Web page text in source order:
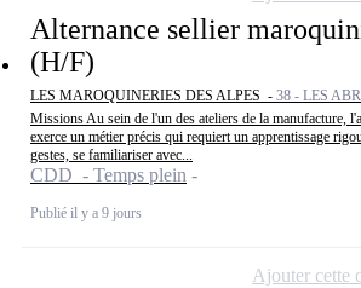
Alternance sellier
(H/F)
LES MAROQUINERIES DES ALPES - 38 - LES
Missions Au sein de l'un des ateliers de la manufacture,
exerce un métier précis qui requiert un apprentissage
gestes, se familiariser avec...
CDD - Temps plein
Publié il y a 9 jours
Ajouter cette